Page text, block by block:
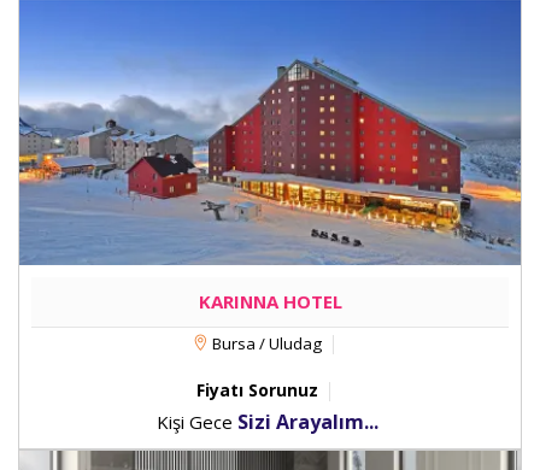
KARINNA HOTEL
Bursa / Uludag
Fiyatı Sorunuz
Kişi Gece Sizi Arayalım...